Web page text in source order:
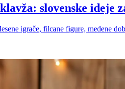
slovenske ideje
igrače, filcane figure, medene